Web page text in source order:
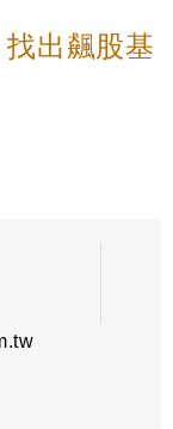
出飆股基